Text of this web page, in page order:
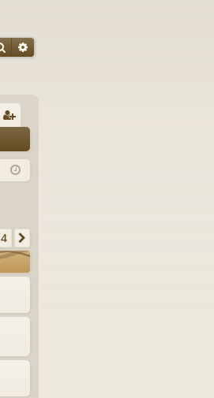
HledatPokročilé hledání
ist
4